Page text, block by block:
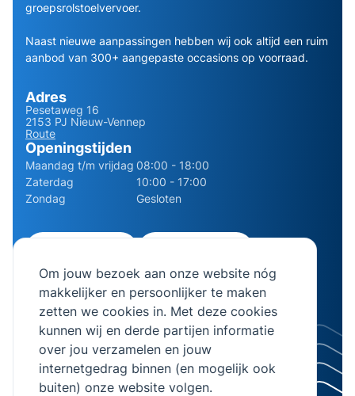
Om jouw bezoek aan onze website nóg
makkelijker en persoonlijker te maken
zetten we cookies in. Met deze cookies
kunnen wij en derde partijen informatie
over jou verzamelen en jouw
internetgedrag binnen (en mogelijk ook
buiten) onze website volgen.
groepsrolstoelvervoer.
Naast nieuwe aanpassingen hebben wij ook altijd een ruim
aanbod van 300+ aangepaste occasions op voorraad.
Adres
Pesetaweg 16
2153 PJ Nieuw-Vennep
Route
Openingstijden
Maandag t/m vrijdag 08:00 - 18:00
Zaterdag
10:00 - 17:00
Zondag
Gesloten
info@bierman.eu
© 2026 AB Bierman. Alle rechten voorbehouden.